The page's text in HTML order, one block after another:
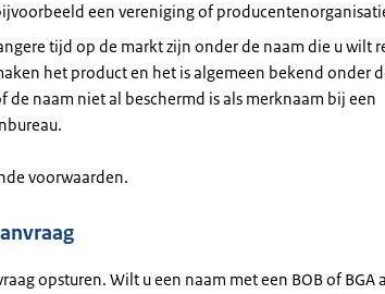
een vereniging of
tijd op de markt zijn onder de naam die u wilt
het product en het is algemeen bekend onder
naam niet al beschermd is als merknaam bij een
voorwaarden.
opsturen. Wilt u een naam met een BOB of BGA